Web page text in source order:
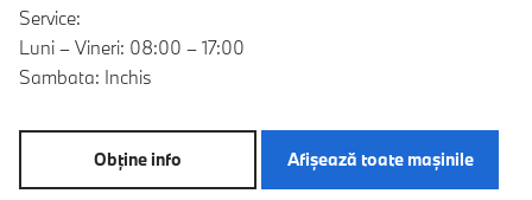
Service:
Luni – Vineri: 08:00 – 17:00
Sambata: Inchis
Obţine info Afişează toate maşinile